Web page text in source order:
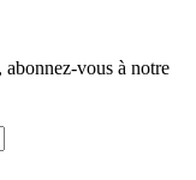
vous à notre